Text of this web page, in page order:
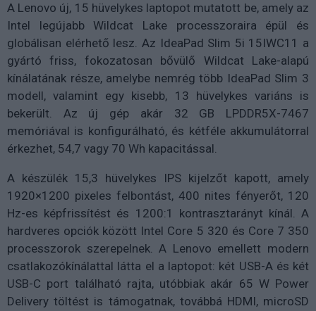
A Lenovo új, 15 hüvelykes laptopot mutatott be, amely az
Intel legújabb Wildcat Lake processzoraira épül és
globálisan elérhető lesz. Az IdeaPad Slim 5i 15IWC11 a
gyártó friss, fokozatosan bővülő Wildcat Lake-alapú
kínálatának része, amelybe nemrég több IdeaPad Slim 3
modell, valamint egy kisebb, 13 hüvelykes variáns is
bekerült. Az új gép akár 32 GB LPDDR5X-7467
memóriával is konfigurálható, és kétféle akkumulátorral
érkezhet, 54,7 vagy 70 Wh kapacitással.
A készülék 15,3 hüvelykes IPS kijelzőt kapott, amely
1920×1200 pixeles felbontást, 400 nites fényerőt, 120
Hz-es képfrissítést és 1200:1 kontrasztarányt kínál. A
hardveres opciók között Intel Core 5 320 és Core 7 350
processzorok szerepelnek. A Lenovo emellett modern
csatlakozókínálattal látta el a laptopot: két USB-A és két
USB-C port található rajta, utóbbiak akár 65 W Power
Delivery töltést is támogatnak, továbbá HDMI, microSD